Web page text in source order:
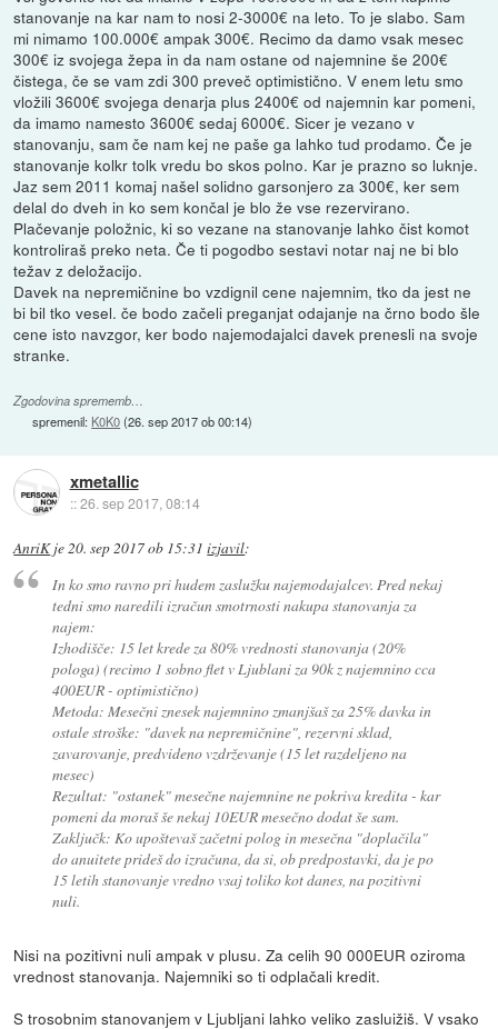
stanovanje na kar nam to nosi 2-3000€ na leto. To je slabo. Sam
mi nimamo 100.000€ ampak 300€. Recimo da damo vsak mesec
300€ iz svojega žepa in da nam ostane od najemnine še 200€
čistega, če se vam zdi 300 preveč optimistično. V enem letu smo
vložili 3600€ svojega denarja plus 2400€ od najemnin kar pomeni,
da imamo namesto 3600€ sedaj 6000€. Sicer je vezano v
stanovanju, sam če nam kej ne paše ga lahko tud prodamo. Če je
stanovanje kolkr tolk vredu bo skos polno. Kar je prazno so luknje.
Jaz sem 2011 komaj našel solidno garsonjero za 300€, ker sem
delal do dveh in ko sem končal je blo že vse rezervirano.
Plačevanje položnic, ki so vezane na stanovanje lahko čist komot
kontroliraš preko neta. Če ti pogodbo sestavi notar naj ne bi blo
težav z deložacijo.
Davek na nepremičnine bo vzdignil cene najemnim, tko da jest ne
bi bil tko vesel. če bodo začeli preganjat odajanje na črno bodo šle
cene isto navzgor, ker bodo najemodajalci davek prenesli na svoje
stranke.
Zgodovina sprememb…
spremenil: K0K0(26. sep 2017 ob 00:14)
xmetallic
::26. sep 2017, 08:14
AnriKje 20. sep 2017 ob 15:31 izjavil:
In ko smo ravno pri hudem zaslužku najemodajalcev. Pred nekaj
tedni smo naredili izračun smotrnosti nakupa stanovanja za
najem:
Izhodišče: 15 let krede za 80% vrednosti stanovanja (20%
pologa) (recimo 1 sobno flet v Ljublani za 90k z najemnino cca
400EUR - optimistično)
Metoda: Mesečni znesek najemnino zmanjšaš za 25% davka in
ostale stroške: "davek na nepremičnine", rezervni sklad,
zavarovanje, predvideno vzdrževanje (15 let razdeljeno na
mesec)
Rezultat: "ostanek" mesečne najemnine ne pokriva kredita - kar
pomeni da moraš še nekaj 10EUR mesečno dodat še sam.
Zaključk: Ko upoštevaš začetni polog in mesečna "doplačila"
do anuitete prideš do izračuna, da si, ob predpostavki, da je po
15 letih stanovanje vredno vsaj toliko kot danes, na pozitivni
nuli.
Nisi na pozitivni nuli ampak v plusu. Za celih 90 000EUR oziroma
vrednost stanovanja. Najemniki so ti odplačali kredit.
S trosobnim stanovanjem v Ljubljani lahko veliko zasluižiš. V vsako